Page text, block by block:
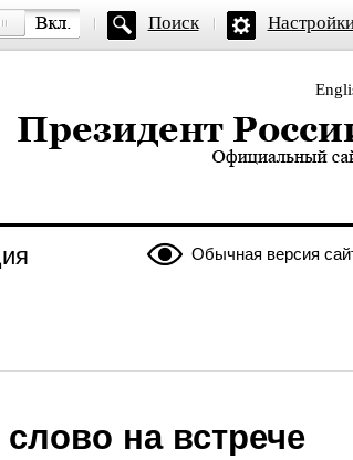
Поиск
России — официальный сайт
Обычная версия
на встрече